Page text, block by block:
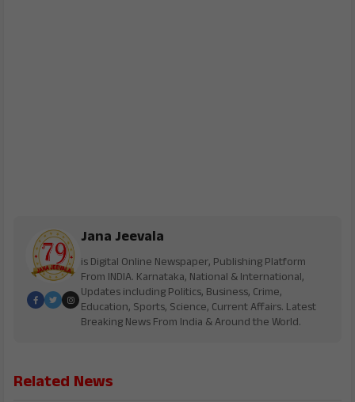
Jana Jeevala
is Digital Online Newspaper, Publishing Platform
From INDIA. Karnataka, National & International,
Updates including Politics, Business, Crime,
Education, Sports, Science, Current Affairs. Latest
Breaking News From India & Around the World.
Related News